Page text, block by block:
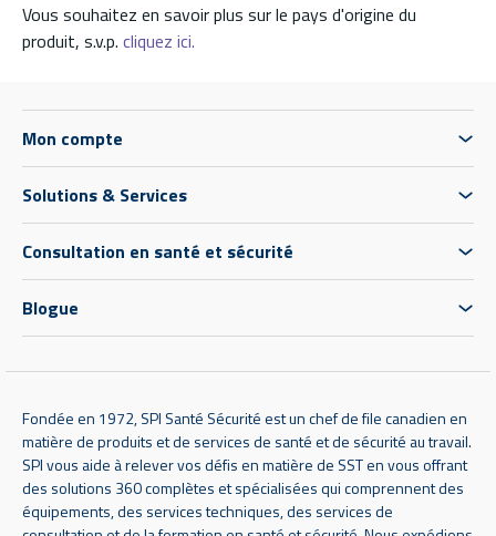
Vous souhaitez en savoir plus sur le pays d'origine du
produit, s.v.p. cliquez ici.
Mon compte
Solutions & Services
Consultation en santé et sécurité
Blogue
Fondée en 1972, SPI Santé Sécurité est un chef de file canadien en
matière de produits et de services de santé et de sécurité au travail.
SPI vous aide à relever vos défis en matière de SST en vous offrant
des solutions 360 complètes et spécialisées qui comprennent des
équipements, des services techniques, des services de